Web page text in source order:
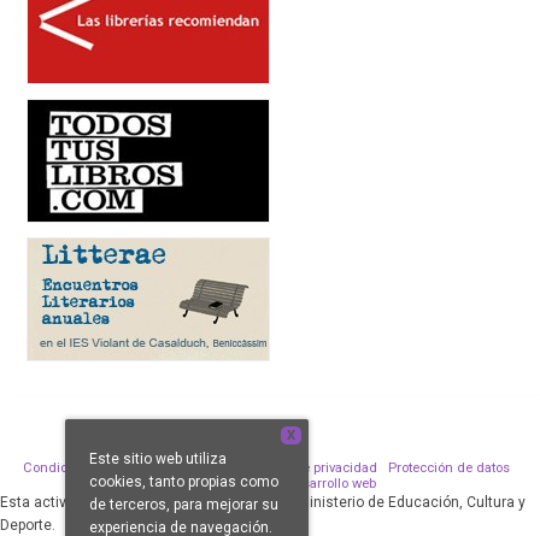
Condiciones de venta Aviso legal Política de privacidad
Protección de datos
Política de Cookies
Desarrollo web
Esta actividad ha sido subvencionada por el Ministerio de Educación, Cultura y
Deporte.
X
Este sitio web utiliza
cookies, tanto propias como
de terceros, para mejorar su
experiencia de navegación.